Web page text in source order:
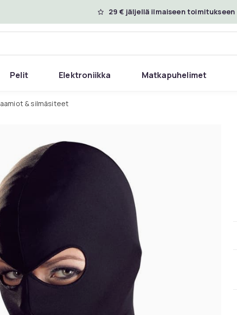
29 € jäljellä ilmaiseen toimitukseen
Pelit Elektroniikka Matkapuhelimet
Naamiot & silmäsiteet